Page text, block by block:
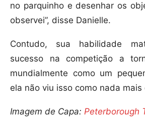
no parquinho e desenhar os
observei”, disse Danielle.
Contudo, sua habilidade
sucesso na competição a
mundialmente como um
ela não viu isso como nada
Imagem de Capa: Peterborough